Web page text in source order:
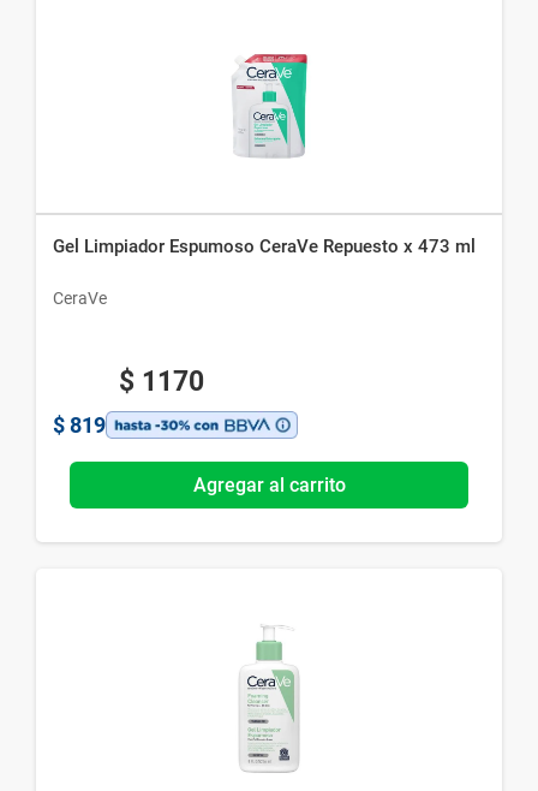
Gel Limpiador Espumoso CeraVe Repuesto x 473 ml
CeraVe
$ 1170
$ 819
Agregar al carrito